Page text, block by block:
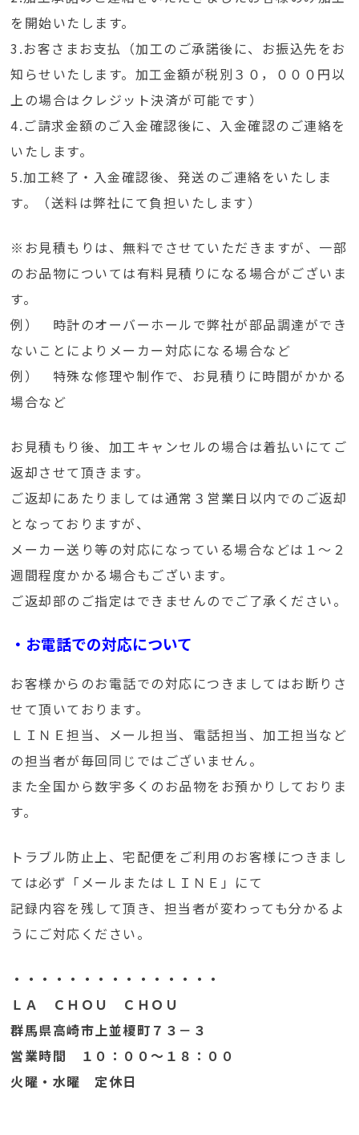
を開始いたします。
3.お客さまお支払（加工のご承諾後に、お振込先をお
知らせいたします。加工金額が税別３０，０００円以
上の場合はクレジット決済が可能です）
4.ご請求金額のご入金確認後に、入金確認のご連絡を
いたします。
5.加工終了・入金確認後、発送のご連絡をいたしま
す。（送料は弊社にて負担いたします）
※お見積もりは、無料でさせていただきますが、一部
のお品物については有料見積りになる場合がございま
す。
例） 時計のオーバーホールで弊社が部品調達ができ
ないことによりメーカー対応になる場合など
例） 特殊な修理や制作で、お見積りに時間がかかる
場合など
お見積もり後、加工キャンセルの場合は着払いにてご
返却させて頂きます。
ご返却にあたりましては通常３営業日以内でのご返却
となっておりますが、
メーカー送り等の対応になっている場合などは１～２
週間程度かかる場合もございます。
ご返却部のご指定はできませんのでご了承ください。
・お電話での対応について
お客様からのお電話での対応につきましてはお断りさ
せて頂いております。
ＬＩＮＥ担当、メール担当、電話担当、加工担当など
の担当者が毎回同じではございません。
また全国から数宇多くのお品物をお預かりしておりま
す。
トラブル防止上、宅配便をご利用のお客様につきまし
ては必ず「メールまたはＬＩＮＥ」にて
記録内容を残して頂き、担当者が変わっても分かるよ
うにご対応ください。
・・・・・・・・・・・・・・・
ＬＡ ＣＨＯＵ ＣＨＯＵ
群馬県高崎市上並榎町７３－３
営業時間 １０：００～１８：００
火曜・水曜 定休日